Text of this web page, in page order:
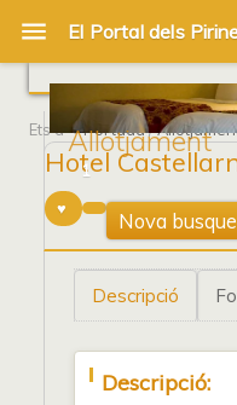
Allotjament
Ets a Portada/
Hotel
1
Nova
Descripció
Descripció: